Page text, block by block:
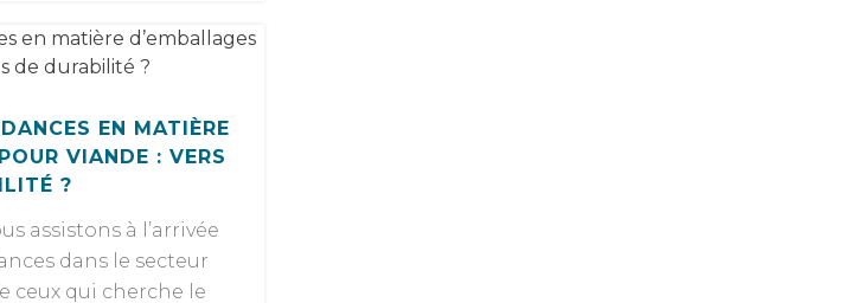
EN MATIÈRE
VIANDE : VERS
?
assistons à l’arrivée
dans le secteur
ceux qui cherche le